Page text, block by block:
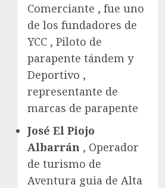
Comerciante , fue uno
de los fundadores de
YCC , Piloto de
parapente tándem y
Deportivo ,
representante de
marcas de parapente
José El Piojo
Albarrán , Operador
de turismo de
Aventura guia de Alta